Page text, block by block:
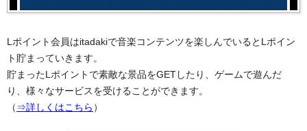
Lポイント会員はitadakiで音楽コンテンツを楽しんでいるとLポイン
ト貯まっていきます。
貯まったLポイントで素敵な景品をGETしたり、ゲームで遊んだ
り、様々なサービスを受けることができます。
（ ⇒詳しくはこちら ）